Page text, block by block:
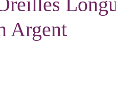
Argent